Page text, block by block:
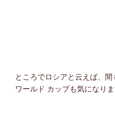
ところでロシアと云えば、
ワールド カップも気にな